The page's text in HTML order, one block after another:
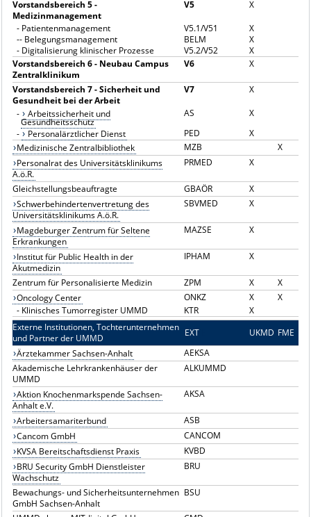
Vorstandsbereich 5 -
Medizinmanagement
V5
X
- Patientenmanagement V5.1/V51
X
-- Belegungsmanagement BELM
X
- Digitalisierung klinischer Prozesse V5.2/V52
X
Vorstandsbereich 6 - Neubau Campus
Zentralklinikum
V6 X
Vorstandsbereich 7 - Sicherheit und
Gesundheit bei der Arbeit
V7 X
- Arbeitssicherheit und
Gesundheitsschutz
AS
X
-
Personalärztlicher Dienst PED
X
Medizinische Zentralbibliothek
MZB
X
Personalrat des Universitätsklinikums
A.ö.R.
PRMED X
Gleichstellungsbeauftragte GBAÖR
X
Schwerbehindertenvertretung des
Universitätsklinikums A.ö.R.
SBVMED X
Magdeburger Zentrum für Seltene
Erkrankungen
MAZSE X
Institut für Public Health in der
Akutmedizin
IPHAM X
Zentrum für Personalisierte Medizin ZPM X
X
Oncology Center
ONKZ X
X
- Klinisches Tumorregister UMMD KTR
X
Externe Institutionen, Tochterunternehmen
und Partner der UMMD
EXT UKMD FME
Ärztekammer Sachsen-Anhalt
AEKSA
Akademische Lehrkrankenhäuser der
UMMD
ALKUMMD
Aktion Knochenmarkspende Sachsen-
Anhalt e.V.
AKSA
Arbeitersamariterbund
ASB
Cancom GmbH
CANCOM
KVSA Bereitschaftsdienst Praxis
KVBD
BRU Security GmbH Dienstleister
Wachschutz
BRU
Bewachungs- und Sicherheitsunternehmen
GmbH Sachsen-Anhalt
BSU